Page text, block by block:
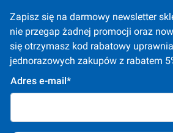
Zapisz się na darmowy newsletter
nie przegap żadnej promocji oraz
się otrzymasz kod rabatowy
jednorazowych zakupów z rabatem
Adres e-mail*